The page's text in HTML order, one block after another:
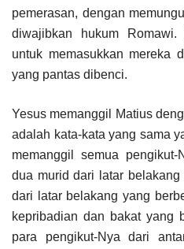
pemerasan, dengan
diwajibkan hukum
untuk memasukkan mereka
yang pantas dibenci.
Yesus memanggil Matius
adalah kata-kata yang sama
memanggil semua
dua murid dari latar belakang
dari latar belakang yang
kepribadian dan bakat yang
para pengikut-Nya dari